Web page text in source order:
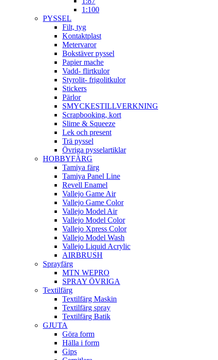
1:100
PYSSEL
Filt, tyg
Kontaktplast
Metervaror
Bokstäver pyssel
Papier mache
Vadd- flirtkulor
Styrolit- frigolitkulor
Stickers
Pärlor
SMYCKESTILLVERKNING
Scrapbooking, kort
Slime & Squeeze
Lek och present
Trä pyssel
Övriga pysselartiklar
HOBBYFÄRG
Tamiya färg
Tamiya Panel Line
Revell Enamel
Vallejo Game Air
Vallejo Game Color
Vallejo Model Air
Vallejo Model Color
Vallejo Xpress Color
Vallejo Model Wash
Vallejo Liquid Acrylic
AIRBRUSH
Sprayfärg
MTN WEPRO
SPRAY ÖVRIGA
Textilfärg
Textilfärg Maskin
Textilfärg spray
Textilfärg Batik
GJUTA
Göra form
Hälla i form
Gips